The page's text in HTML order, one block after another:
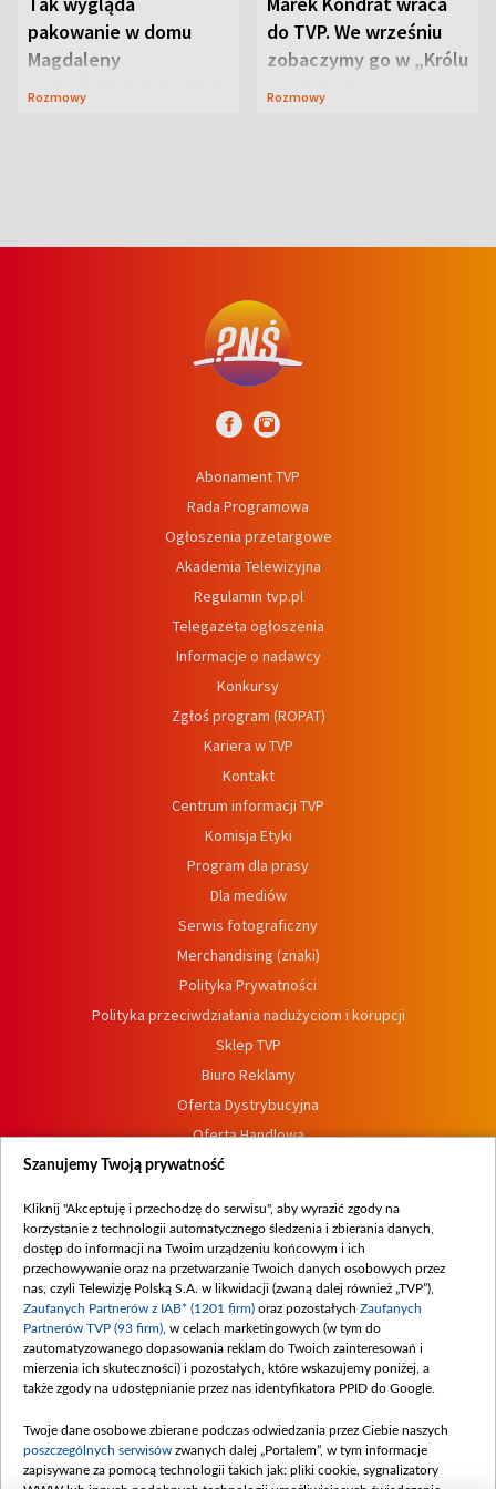
pakowanie w domu
Magdaleny
Waligórskiej-Lisieckiej.
Rozmowy
do TVP. We wrześniu
zobaczymy go w „Królu
Maciusiu I”
Rozmowy
Abonament TVP
Rada Programowa
Ogłoszenia przetargowe
Akademia Telewizyjna
Regulamin tvp.pl
Telegazeta ogłoszenia
Informacje o nadawcy
Konkursy
Zgłoś program (ROPAT)
Kariera w TVP
Kontakt
Centrum informacji TVP
Komisja Etyki
Program dla prasy
Dla mediów
Serwis fotograficzny
Merchandising (znaki)
Polityka Prywatności
Polityka przeciwdziałania nadużyciom i korupcji
Sklep TVP
Biuro Reklamy
Oferta Dystrybucyjna
Oferta Handlowa
Dostępność
Procedura zgłoszeń wewnętrznych
Szanujemy Twoją prywatność
Kliknij "Akceptuję i przechodzę do serwisu", aby wyrazić zgody na
korzystanie z technologii automatycznego śledzenia i zbierania danych,
dostęp do informacji na Twoim urządzeniu końcowym i ich
przechowywanie oraz na przetwarzanie Twoich danych osobowych przez
nas, czyli Telewizję Polską S.A. w likwidacji (zwaną dalej również „TVP”),
Zaufanych Partnerów z IAB* (1201 firm) oraz pozostałych Zaufanych
Partnerów TVP (93 firm) , w celach marketingowych (w tym do
zautomatyzowanego dopasowania reklam do Twoich zainteresowań i
mierzenia ich skuteczności) i pozostałych, które wskazujemy poniżej, a
także zgody na udostępnianie przez nas identyfikatora PPID do Google.
Twoje dane osobowe zbierane podczas odwiedzania przez Ciebie naszych
poszczególnych serwisów zwanych dalej „Portalem”, w tym informacje
zapisywane za pomocą technologii takich jak: pliki cookie, sygnalizatory